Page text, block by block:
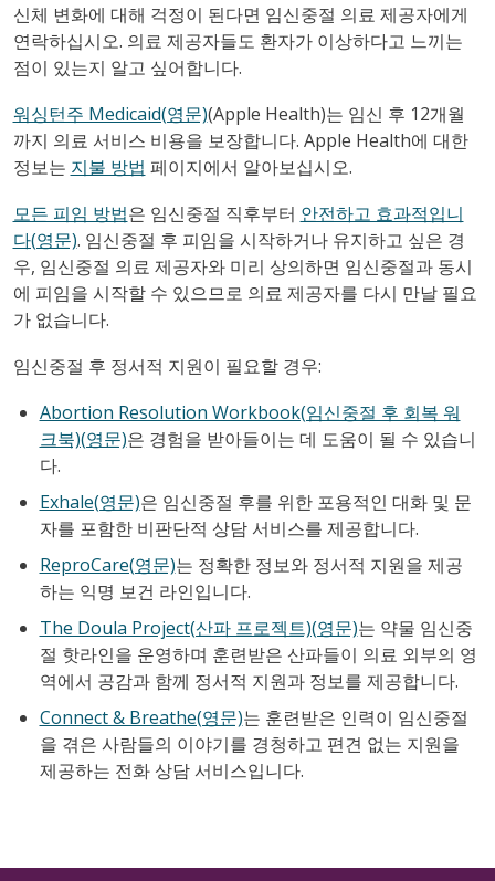
신체 변화에 대해 걱정이 된다면 임신중절 의료 제공자에게
연락하십시오. 의료 제공자들도 환자가 이상하다고 느끼는
점이 있는지 알고 싶어합니다.
워싱턴주 Medicaid(영문)(Apple Health)는 임신 후 12개월
까지 의료 서비스 비용을 보장합니다. Apple Health에 대한
정보는 지불 방법 페이지에서 알아보십시오.
모든 피임 방법은 임신중절 직후부터 안전하고 효과적입니
다(영문). 임신중절 후 피임을 시작하거나 유지하고 싶은 경
우, 임신중절 의료 제공자와 미리 상의하면 임신중절과 동시
에 피임을 시작할 수 있으므로 의료 제공자를 다시 만날 필요
가 없습니다.
임신중절 후 정서적 지원이 필요할 경우:
Abortion Resolution Workbook(임신중절 후 회복 워
크북)(영문)은 경험을 받아들이는 데 도움이 될 수 있습니
다.
Exhale(영문)은 임신중절 후를 위한 포용적인 대화 및 문
자를 포함한 비판단적 상담 서비스를 제공합니다.
ReproCare(영문)는 정확한 정보와 정서적 지원을 제공
하는 익명 보건 라인입니다.
The Doula Project(산파 프로젝트)(영문)는 약물 임신중
절 핫라인을 운영하며 훈련받은 산파들이 의료 외부의 영
역에서 공감과 함께 정서적 지원과 정보를 제공합니다.
Connect & Breathe(영문)는 훈련받은 인력이 임신중절
을 겪은 사람들의 이야기를 경청하고 편견 없는 지원을
제공하는 전화 상담 서비스입니다.